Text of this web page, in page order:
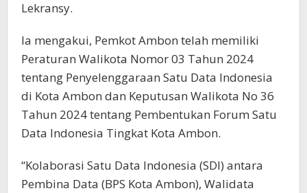
Lekransy.
Ia mengakui, Pemkot Ambon telah memiliki
Peraturan Walikota Nomor 03 Tahun 2024
tentang Penyelenggaraan Satu Data Indonesia
di Kota Ambon dan Keputusan Walikota No 36
Tahun 2024 tentang Pembentukan Forum Satu
Data Indonesia Tingkat Kota Ambon.
“Kolaborasi Satu Data Indonesia (SDI) antara
Pembina Data (BPS Kota Ambon), Walidata